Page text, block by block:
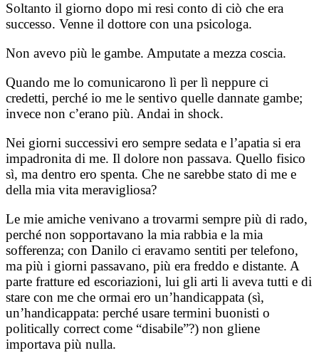
Soltanto il giorno dopo mi resi conto di ciò che era
successo. Venne il dottore con una psicologa.
Non avevo più le gambe. Amputate a mezza coscia.
Quando me lo comunicarono lì per lì neppure ci
credetti, perché io me le sentivo quelle dannate gambe;
invece non c’erano più. Andai in shock.
Nei giorni successivi ero sempre sedata e l’apatia si era
impadronita di me. Il dolore non passava. Quello fisico
sì, ma dentro ero spenta. Che ne sarebbe stato di me e
della mia vita meravigliosa?
Le mie amiche venivano a trovarmi sempre più di rado,
perché non sopportavano la mia rabbia e la mia
sofferenza; con Danilo ci eravamo sentiti per telefono,
ma più i giorni passavano, più era freddo e distante. A
parte fratture ed escoriazioni, lui gli arti li aveva tutti e di
stare con me che ormai ero un’handicappata (sì,
un’handicappata: perché usare termini buonisti o
politically correct come “disabile”?) non gliene
importava più nulla.